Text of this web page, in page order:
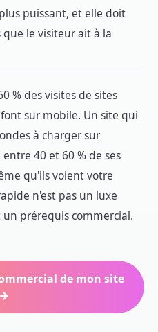
puissant, et elle doit
que le visiteur ait à la
% des visites de sites
sur mobile. Un site qui
à charger sur
40 et 60 % de ses
qu'ils voient votre
n'est pas un luxe
prérequis commercial.
de mon site
→